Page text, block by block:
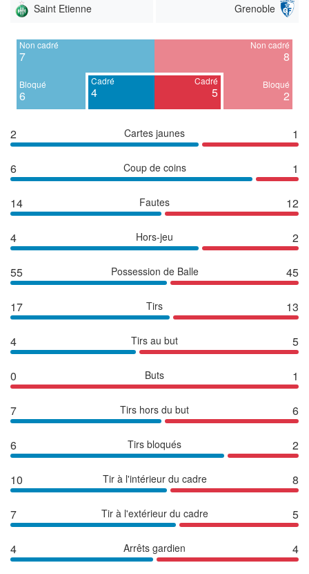
Saint Etienne Grenoble
Non cadré
7
Bloqué
6
Cadré
4
Cadré
5
Non cadré
8
Bloqué
2
2 Cartes jaunes 1
6 Coup de coins 1
14 Fautes 12
4 Hors-jeu 2
55 Possession de Balle 45
17 Tirs 13
4 Tirs au but 5
0 Buts 1
7 Tirs hors du but 6
6 Tirs bloqués 2
10 Tir à l'intérieur du cadre 8
7 Tir à l'extérieur du cadre 5
4 Arrêts gardien 4